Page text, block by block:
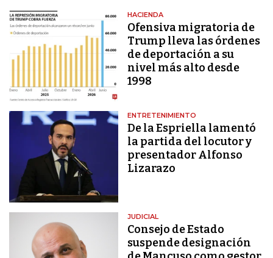
HACIENDA
Ofensiva migratoria de
Trump lleva las órdenes
de deportación a su
nivel más alto desde
1998
ENTRETENIMIENTO
De la Espriella lamentó
la partida del locutor y
presentador Alfonso
Lizarazo
JUDICIAL
Consejo de Estado
suspende designación